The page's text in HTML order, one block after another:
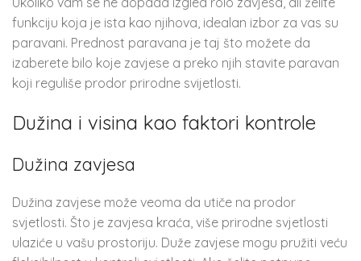
funkciju koja je ista kao njihova, idealan izbor za vas su
paravani. Prednost paravana je taj što možete da
izaberete bilo koje zavjese a preko njih stavite paravan
koji reguliše prodor prirodne svijetlosti.
Dužina i visina kao faktori kontrole
Dužina zavjesa
Dužina zavjese može veoma da utiče na prodor
svjetlosti. Što je zavjesa kraća, više prirodne svjetlosti
ulaziće u vašu prostoriju. Duže zavjese mogu pružiti veću